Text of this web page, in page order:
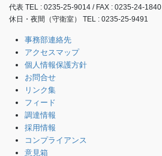
代表 TEL : 0235-25-9014 / FAX : 0235-24-1840
休日・夜間（守衛室） TEL : 0235-25-9491
事務部連絡先
アクセスマップ
個人情報保護方針
お問合せ
リンク集
フィード
調達情報
採用情報
コンプライアンス
意見箱